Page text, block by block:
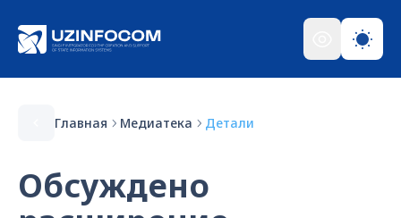
Главная Медиатека Детали
Обсуждено